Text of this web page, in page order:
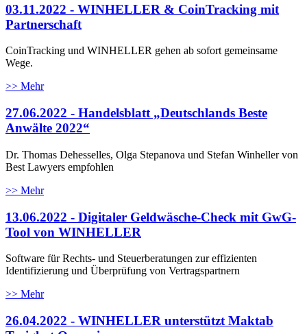
03.11.2022 - WINHELLER & CoinTracking mit
Partnerschaft
CoinTracking und WINHELLER gehen ab sofort gemeinsame
Wege.
>> Mehr
27.06.2022 - Handelsblatt „Deutschlands Beste
Anwälte 2022“
Dr. Thomas Dehesselles, Olga Stepanova und Stefan Winheller von
Best Lawyers empfohlen
>> Mehr
13.06.2022 - Digitaler Geldwäsche-Check mit GwG-
Tool von WINHELLER
Software für Rechts- und Steuerberatungen zur effizienten
Identifizierung und Überprüfung von Vertragspartnern
>> Mehr
26.04.2022 - WINHELLER unterstützt Maktab